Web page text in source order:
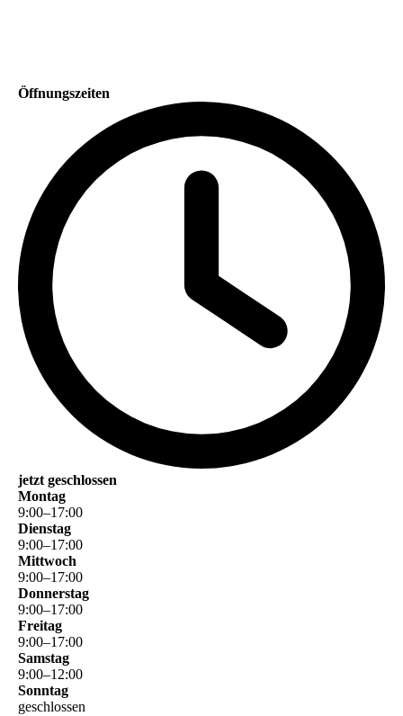
Öffnungszeiten
jetzt geschlossen
Montag
9:00–17:00
Dienstag
9:00–17:00
Mittwoch
9:00–17:00
Donnerstag
9:00–17:00
Freitag
9:00–17:00
Samstag
9:00–12:00
Sonntag
geschlossen